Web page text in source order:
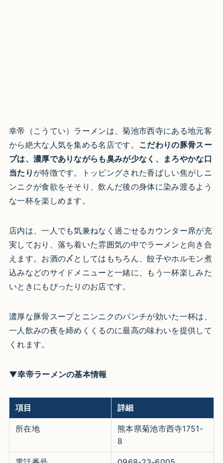
幸帝（こうてい）ラーメンは、菊池市西寺にある地元客
から絶大な人気を集める名店です。 こだわりの豚骨スー
プは、濃厚でありながらも臭みが少なく、まろやかな口
当たり が特徴です。トッピングされた香ばしい焦がしニ
ンニクが食欲をそそり、飲んだ後の身体に染み渡るよう
な一杯を楽しめます。
店内は、一人でも気兼ねなく過ごせるカウンター席が充
実しており、落ち着いた雰囲気の中でラーメンと向き合
えます。お酒の〆としてはもちろん、餃子やホルモン煮
込みなどのサイドメニューと一緒に、もう一杯楽しみた
いときにもぴったりのお店です。
濃厚な豚骨スープとニンニクのパンチが効いた一杯は、
一人飲みの夜を締めくくるのに最高の味わいを提供して
くれます。
▼幸帝ラーメンの基本情報
項目 詳細
所在地
熊本県菊池市西寺1751-
8